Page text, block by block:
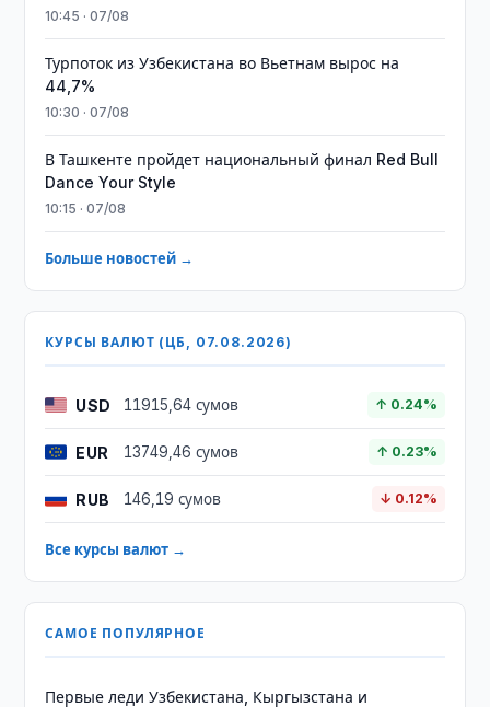
10:45 · 07/08
Турпоток из Узбекистана во Вьетнам вырос на
44,7%
10:30 · 07/08
В Ташкенте пройдет национальный финал Red Bull
Dance Your Style
10:15 · 07/08
Больше новостей →
КУРСЫ ВАЛЮТ (ЦБ, 07.08.2026)
USD 11915,64 сумов ↑ 0.24%
EUR 13749,46 сумов ↑ 0.23%
RUB 146,19 сумов ↓ 0.12%
Все курсы валют →
САМОЕ ПОПУЛЯРНОЕ
Первые леди Узбекистана, Кыргызстана и